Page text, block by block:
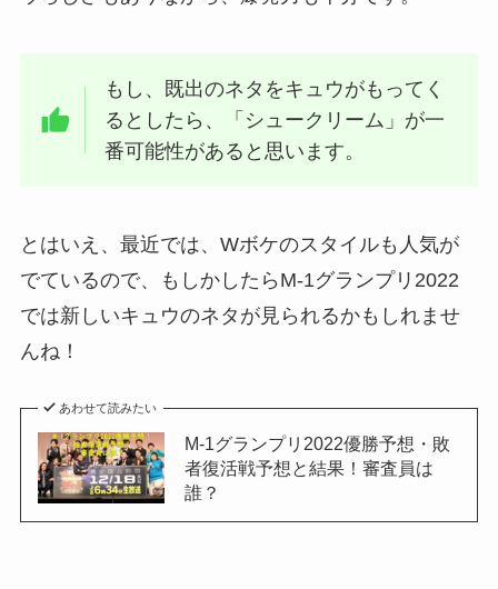
もし、既出のネタをキュウがもってく
るとしたら、「シュークリーム」が一
番可能性があると思います。
とはいえ、最近では、Wボケのスタイルも人気が
でているので、もしかしたらM-1グランプリ2022
では新しいキュウのネタが見られるかもしれませ
んね！
あわせて読みたい
M-1グランプリ2022優勝予想・敗
者復活戦予想と結果！審査員は
誰？